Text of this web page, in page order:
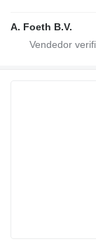
A. Foeth B.V.